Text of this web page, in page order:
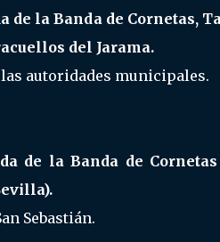
de la Banda de Cornetas,
del Jarama.
autoridades municipales.
de la Banda de
Sebastián.